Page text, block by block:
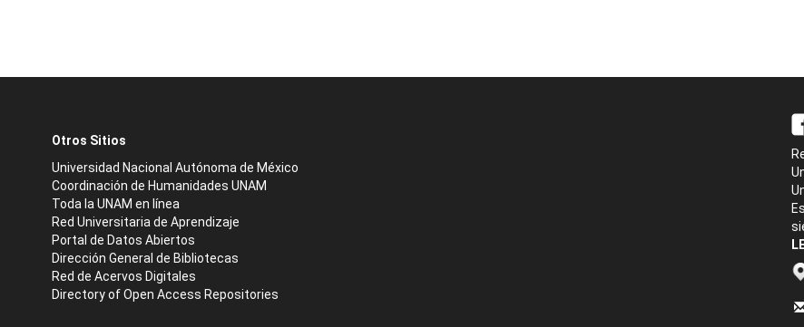
Otros Sitios
Universidad Nacional Autónoma de México
Coordinación de Humanidades UNAM
Toda la UNAM en línea
Red Universitaria de Aprendizaje
Portal de Datos Abiertos
Dirección General de Bibliotecas
Red de Acervos Digitales
Directory of Open Access Repositories